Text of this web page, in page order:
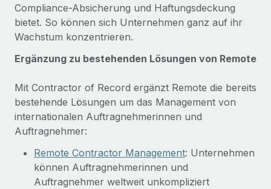
Auch im neuen Jahr wollen wir bei Remote Unternehmen
aller Größen dabei unterstützen, die beste...
Mehr erfahren
Wie Phiture 55 Mitarbeiter:innen in 19 Ländern
mit Remote verwaltet
Phiture ist der unumstrittene Marktführer im Bereich der
Wachstumsberatung für mobile Apps. Das...
Mehr erfahren
Compliance-Absicherung und Haftungsdeckung
bietet. So können sich Unternehmen ganz auf ihr
Wachstum konzentrieren.
Ergänzung zu bestehenden Lösungen von Remote
Mit Contractor of Record ergänzt Remote die bereits
bestehende Lösungen um das Management von
internationalen Auftragnehmerinnen und
Auftragnehmer:
Remote Contractor Management: Unternehmen
können Auftragnehmerinnen und
Auftragnehmer weltweit unkompliziert